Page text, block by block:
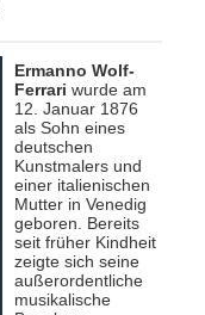
Ermanno Wolf-
Ferrari wurde am
12. Januar 1876
als Sohn eines
deutschen
Kunstmalers und
einer italienischen
Mutter in Venedig
geboren. Bereits
seit früher Kindheit
zeigte sich seine
außerordentliche
musikalische